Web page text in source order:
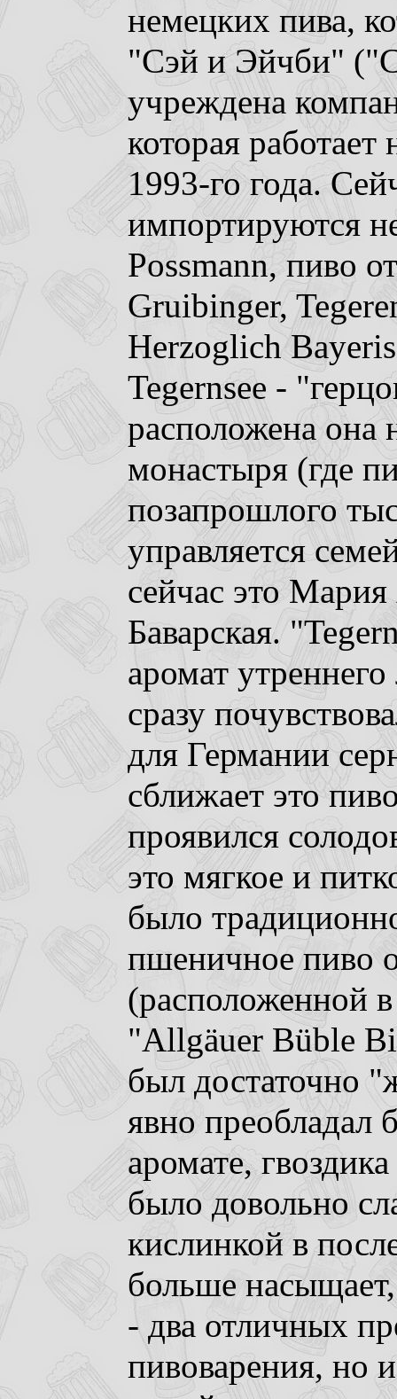
немецких пива,
"Сэй и Эйчби"
учреждена
которая
1993-го года.
импортируются
Possmann, пиво
Gruibinger,
Herzoglich
Tegernsee -
расположена она
монастыря (где
позапрошлого
управляется
сейчас это
Баварская.
аромат
сразу
для Германии
сближает это
проявился
это мягкое и
было
пшеничное пиво
(расположенной
"Allgäuer Büble
был достаточно
явно преобладал
аромате,
было довольно
кислинкой в
больше
- два отличных
пивоварения, но